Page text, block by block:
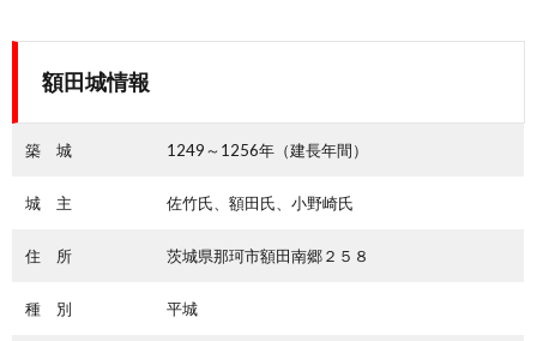
額田城情報
築 城 1249～1256年（建長年間）
城 主 佐竹氏、額田氏、小野崎氏
住 所 茨城県那珂市額田南郷２５８
種 別 平城